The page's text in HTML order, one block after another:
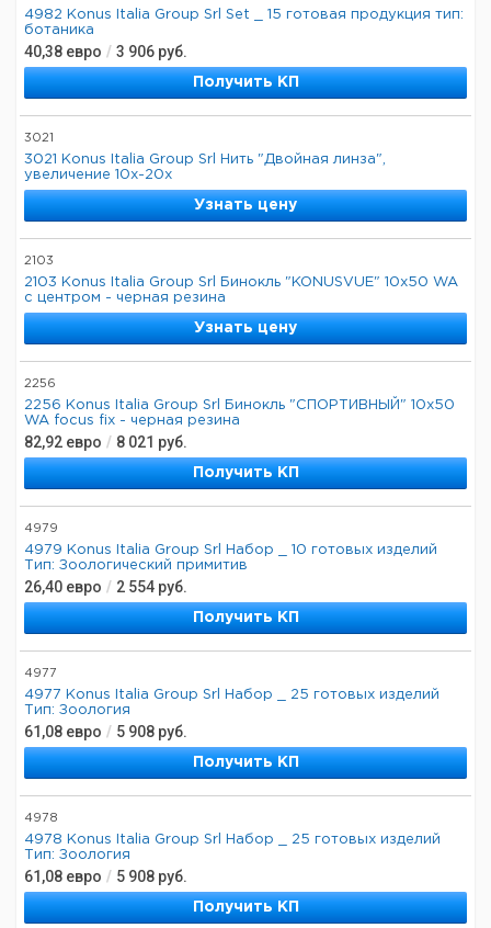
4982 Konus Italia Group Srl Set _ 15 готовая продукция тип:
ботаника
40,38 евро / 3 906 руб.
Получить КП
3021
3021 Konus Italia Group Srl Нить "Двойная линза",
увеличение 10x-20x
Узнать цену
2103
2103 Konus Italia Group Srl Бинокль "KONUSVUE" 10x50 WA
с центром - черная резина
Узнать цену
2256
2256 Konus Italia Group Srl Бинокль "СПОРТИВНЫЙ" 10x50
WA focus fix - черная резина
82,92 евро / 8 021 руб.
Получить КП
4979
4979 Konus Italia Group Srl Набор _ 10 готовых изделий
Тип: Зоологический примитив
26,40 евро / 2 554 руб.
Получить КП
4977
4977 Konus Italia Group Srl Набор _ 25 готовых изделий
Тип: Зоология
61,08 евро / 5 908 руб.
Получить КП
4978
4978 Konus Italia Group Srl Набор _ 25 готовых изделий
Тип: Зоология
61,08 евро / 5 908 руб.
Получить КП